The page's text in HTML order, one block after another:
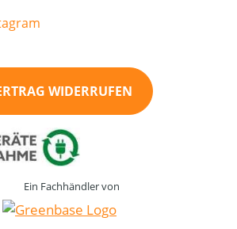
WIDERRUFEN
Ein Fachhändler von